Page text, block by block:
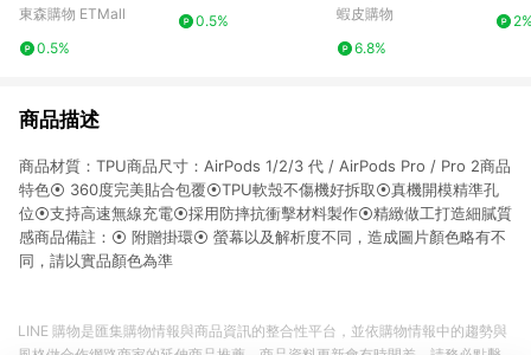
再ZEROX硅膠防摔立體
漫防刮藍牙充電倉保護
東森購物 ETMall
0.5%
0.5%
4保護套耳機殼
蝦皮購物
6.8%
商品描述
商品材質：TPU商品尺寸：AirPods 1/2/3 代 / AirPods Pro / Pro 2商品
特色⦿ 360度完美貼合包覆⦿TPU軟殼不傷機好拆取⦿真機開模精準孔
位⦿支持高速無線充電⦿採用防摔抗衝擊材料製作⦿精緻做工打造細膩質
感商品備註：⦿ 附贈掛環⦿ 螢幕以及解析度不同，造成圖片顏色略有不
同，請以實品顏色為準
LINE 購物是匯集購物情報與商品資訊的整合性平台，並依購物情報中的趨勢與